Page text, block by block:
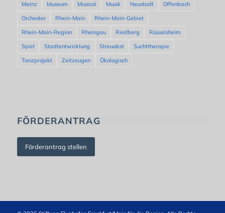
Mainz
Museum Musical Musik Neustadt
Offenbach
Orchester
Rhein-Main
Rhein-Main-Gebiet
Rhein-Main-Region
Rheingau Riedberg
Rüsselsheim
Spiel
Stadtentwicklung Streuobst
Suchttherapie
Tanzprojekt
Zeitzeugen Ökologisch
FÖRDERANTRAG
Förderantrag stellen